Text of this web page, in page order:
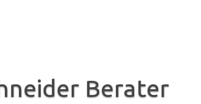
Berater